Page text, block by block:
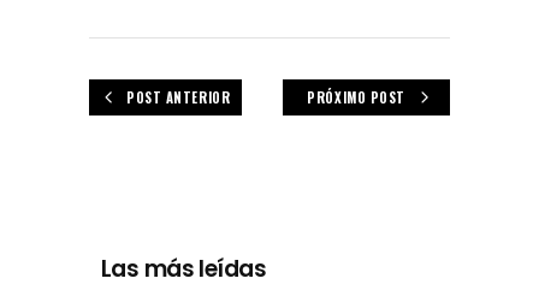
POST ANTERIOR PRÓXIMO POST
Las más leídas